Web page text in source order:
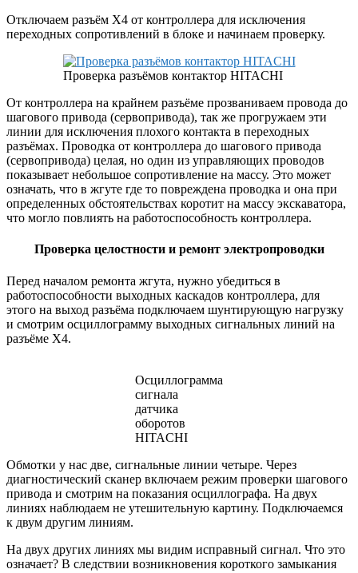
Отключаем разъём X4 от контроллера для исключения
переходных сопротивлений в блоке и начинаем проверку.
Проверка разъёмов контактор HITACHI
От контроллера на крайнем разъёме прозваниваем провода до
шагового привода (сервопривода), так же прогружаем эти
линии для исключения плохого контакта в переходных
разъёмах. Проводка от контроллера до шагового привода
(сервопривода) целая, но один из управляющих проводов
показывает небольшое сопротивление на массу. Это может
означать, что в жгуте где то повреждена проводка и она при
определенных обстоятельствах коротит на массу экскаватора,
что могло повлиять на работоспособность контроллера.
Проверка целостности и ремонт электропроводки
Перед началом ремонта жгута, нужно убедиться в
работоспособности выходных каскадов контроллера, для
этого на выход разъёма подключаем шунтирующую нагрузку
и смотрим осциллограмму выходных сигнальных линий на
разъёме X4.
Осциллограмма
сигнала
датчика
оборотов
HITACHI
Обмотки у нас две, сигнальные линии четыре. Через
диагностический сканер включаем режим проверки шагового
привода и смотрим на показания осциллографа. На двух
линиях наблюдаем не утешительную картину. Подключаемся
к двум другим линиям.
На двух других линиях мы видим исправный сигнал. Что это
означает? В следствии возникновения короткого замыкания